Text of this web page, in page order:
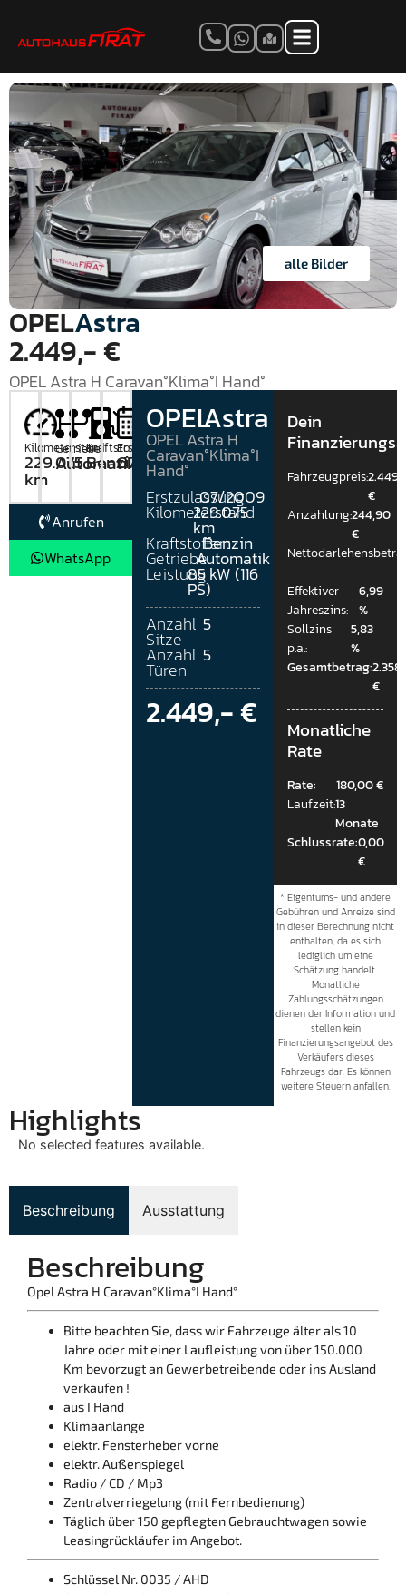
alle Bilder
OPELAstra
2.449,- €
OPEL Astra H Caravan°Klima°I Hand°
Kilometerstand
229.075
km
Getriebe
Automatik
Kraftstoffart
Benzin
Erstzulassung
07/2009
Anrufen
WhatsApp
OPELAstra
OPEL Astra H
Caravan°Klima°I
Hand°
Erstzulassung
07/2009
Kilometerstand
229.075
km
Kraftstoffart
Benzin
GetriebeAutomatik
Leistung85 kW (116
PS)
Anzahl
Sitze
5
Anzahl
Türen
5
2.449,- €
Dein
Fahrzeugpreis:
€
Anzahlung:244,90
€
Effektiver
Jahreszins:
6,99
%
Sollzins
p.a.:
5,83
%
Gesamtbetrag:
€
Monatliche
Rate
Rate:
180,00 €
Laufzeit:13
Monate
Schlussrate:0,00
€
* Eigentums- und andere
Gebühren und Anreize sind
in dieser Berechnung nicht
enthalten, da es sich
lediglich um eine
Schätzung handelt.
Monatliche
Zahlungsschätzungen
dienen der Information und
stellen kein
Finanzierungsangebot des
Verkäufers dieses
Fahrzeugs dar. Es können
weitere Steuern anfallen.
Highlights
No selected features available.
Beschreibung Ausstattung
Beschreibung
Opel Astra H Caravan°Klima°I Hand°
Bitte beachten Sie, dass wir Fahrzeuge älter als 10
Jahre oder mit einer Laufleistung von über 150.000
Km bevorzugt an Gewerbetreibende oder ins Ausland
verkaufen !
aus I Hand
Klimaanlange
elektr. Fensterheber vorne
elektr. Außenspiegel
Radio / CD / Mp3
Zentralverriegelung (mit Fernbedienung)
Täglich über 150 gepflegten Gebrauchtwagen sowie
Leasingrückläufer im Angebot.
Schlüssel Nr. 0035 / AHD